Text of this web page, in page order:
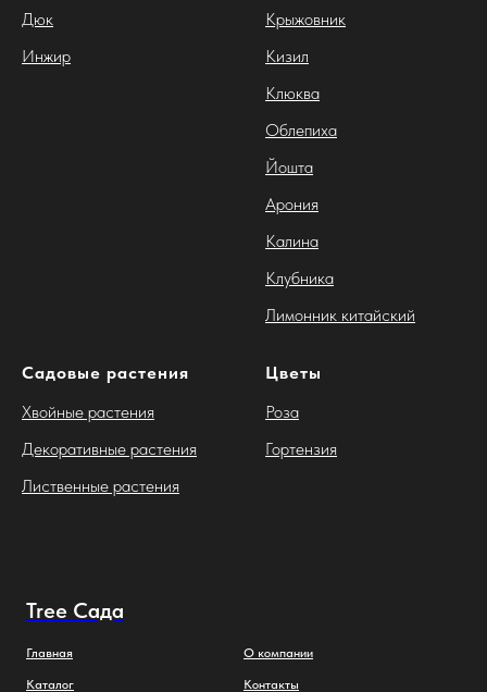
Дюк
Инжир
Крыжовник
Кизил
Клюква
Облепиха
Йошта
Арония
Калина
Клубника
Лимонник китайский
Садовые растения
Хвойные растения
Декоративные растения
Лиственные растения
Цветы
Роза
Гортензия
Tree Сада
Главная
Каталог
О компании
Контакты